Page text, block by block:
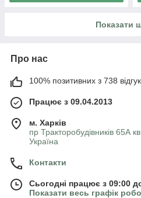
Показати
Про нас
100% позитивних з 738
Працює з 09.04.2013
м. Харків
пр Тракторобудівників 65А
Україна
Контакти
Сьогодні працює з 09:00
Показати весь графік